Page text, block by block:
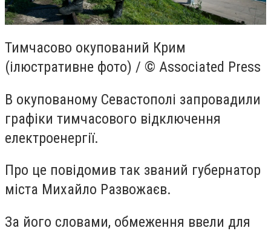
Тимчасово окупований Крим
(ілюстративне фото) / © Associated Press
В окупованому Севастополі запровадили
графіки тимчасового відключення
електроенергії.
Про це повідомив так званий губернатор
міста Михайло Развожаєв.
За його словами, обмеження ввели для